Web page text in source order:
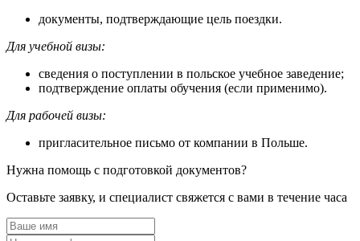
документы, подтверждающие цель поездки.
Для учебной визы:
сведения о поступлении в польское учебное заведение;
подтверждение оплаты обучения (если применимо).
Для рабочей визы:
пригласительное письмо от компании в Польше.
Нужна помощь с подготовкой документов?
Оставьте заявку, и специалист свяжется с вами в течение часа